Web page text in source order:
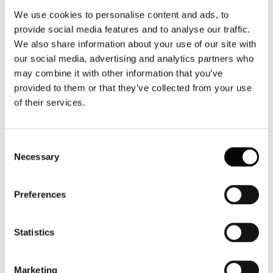
We use cookies to personalise content and ads, to
provide social media features and to analyse our traffic.
We also share information about your use of our site with
our social media, advertising and analytics partners who
may combine it with other information that you’ve
provided to them or that they’ve collected from your use
of their services.
Selection
Necessary
Preferences
Statistics
Marketing
Giugno
2026
News 2026
Lastminute/Booking/eDreams: per le Ota crescono le prenotazioni
last minute
Secondo i dati diffusi da Lastminute.com, i consumatori italiani
2026
News 2026
Jfc: nel 2026 circa 4 milioni di famiglie partiranno con i propri
animali domestici
domestico, trasformando la vacanza pet friendly da fenomeno di